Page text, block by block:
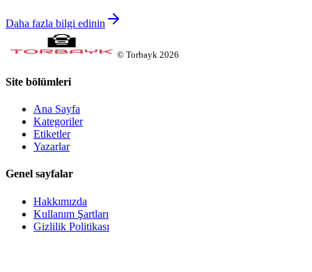
Daha fazla bilgi edinin
© Torbayk 2026
Site bölümleri
Ana Sayfa
Kategoriler
Etiketler
Yazarlar
Genel sayfalar
Hakkımızda
Kullanım Şartları
Gizlilik Politikası